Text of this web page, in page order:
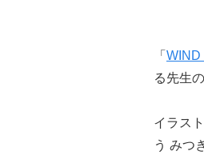
「 WIND
る先生
イラス
う みつ